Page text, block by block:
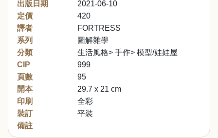
出版日期
2021-06-10
定價
420
譯者
FORTRESS
系列
圖解雜學
分類
生活風格> 手作> 模型/娃娃屋
CIP
999
頁數
95
開本
29.7 x 21 cm
印刷
全彩
裝訂
平裝
備註